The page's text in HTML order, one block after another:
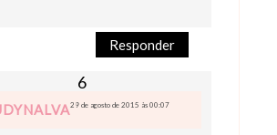
Responder
29 de agosto de 2015 às 00:07